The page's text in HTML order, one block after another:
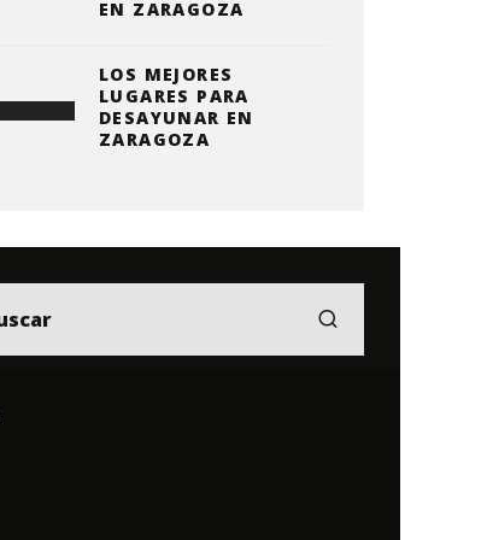
EN ZARAGOZA
LOS MEJORES
LUGARES PARA
DESAYUNAR EN
ZARAGOZA